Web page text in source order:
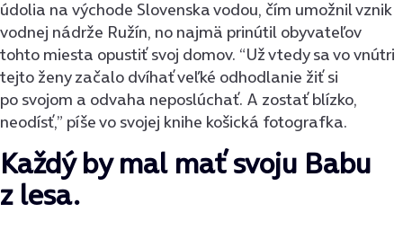
údolia na východe Slovenska vodou, čím umožnil vznik
vodnej nádrže Ružín, no najmä prinútil obyvateľov
tohto miesta opustiť svoj domov. “Už vtedy sa vo vnútri
tejto ženy začalo dvíhať veľké odhodlanie žiť si
po svojom a odvaha neposlúchať. A zostať blízko,
neodísť,” píše vo svojej knihe košická fotografka.
Každý by mal mať svoju Babu
z lesa.